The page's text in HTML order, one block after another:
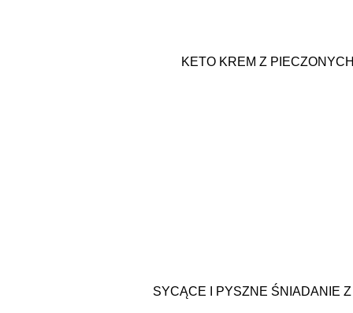
KETO KREM Z
SYCĄCE I PYSZNE ŚNIADANIE